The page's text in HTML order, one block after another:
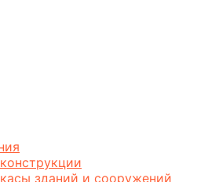
зданий и сооружений